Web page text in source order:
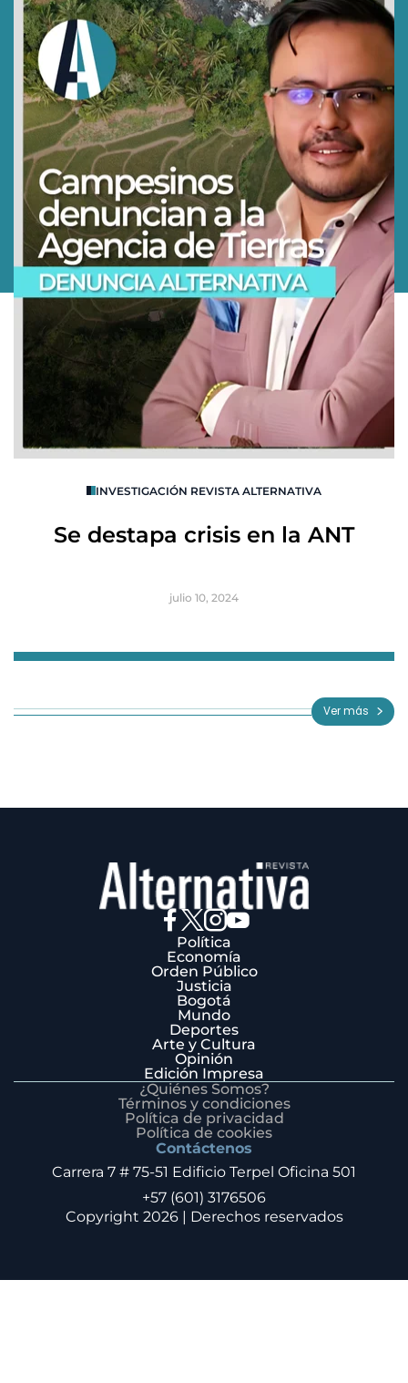
INVESTIGACIÓN REVISTA ALTERNATIVA
Se destapa crisis en la ANT
julio 10, 2024
3
Ver más
Política
Economía
Orden Público
Justicia
Bogotá
Mundo
Deportes
Arte y Cultura
Opinión
Edición Impresa
¿Quiénes Somos?
Términos y condiciones
Política de privacidad
Política de cookies
Contáctenos
Carrera 7 # 75-51 Edificio Terpel Oficina 501
+57 (601) 3176506
Copyright 2026 | Derechos reservados